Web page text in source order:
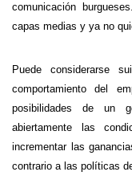
comunicación
capas medias y ya no
Puede considerarse
comportamiento del
posibilidades de un
abiertamente las
incrementar las
contrario a las políticas